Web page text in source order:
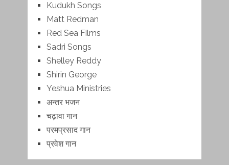
Kudukh Songs
Matt Redman
Red Sea Films
Sadri Songs
Shelley Reddy
Shirin George
Yeshua Ministries
अन्तर भजन
चढ़ावा गान
परमप्रसाद गान
प्रवेश गान